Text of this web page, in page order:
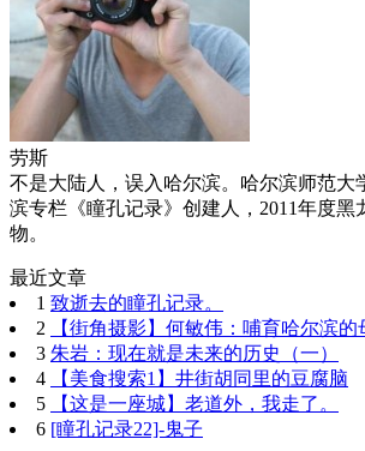
劳斯
不是大陆人，误入哈尔滨。哈尔滨师范大
滨专栏《瞳孔记录》创建人，2011年度黑
物。
最近文章
1 致逝去的瞳孔记录。
2
【街角摄影】何敏伟：哺育哈尔滨的
3 朱岩：现在就是未来的历史（一）
4
【美食搜索1】井街胡同里的豆腐脑
5
【这是一座城】老道外，我走了。
6 [瞳孔记录22]-鬼子